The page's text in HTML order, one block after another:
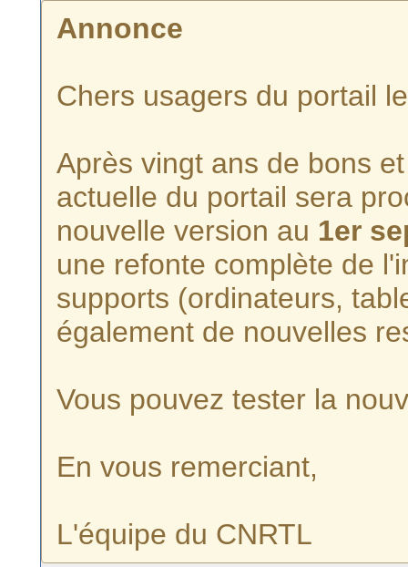
Annonce
Chers usagers du portail
Après vingt ans de bons
actuelle du portail sera
nouvelle version au 1er
une refonte complète de
supports (ordinateurs,
également de nouvelles
Vous pouvez tester la
En vous remerciant,
L'équipe du CNRTL